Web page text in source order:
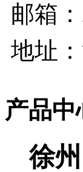
邮箱
地址
产品中
徐